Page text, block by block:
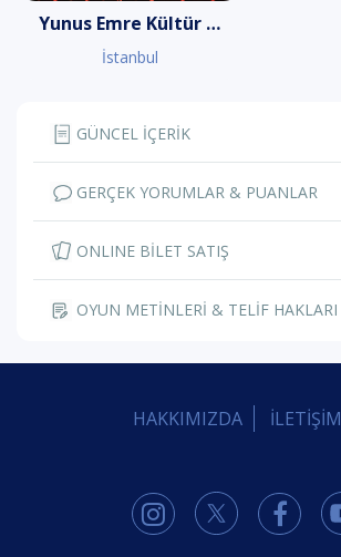
Yunus Emre Kültür Merkezi
İstanbul
GÜNCEL İÇERİK
GERÇEK YORUMLAR & PUANLAR
ONLINE BİLET SATIŞ
OYUN METİNLERİ & TELİF HAKLARI
HAKKIMIZDA İLETİŞİM